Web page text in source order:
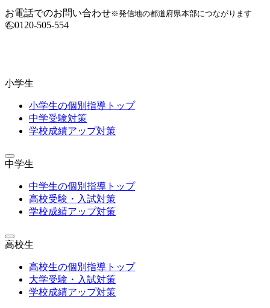
お電話でのお問い合わせ※発信地の都道府県本部につながります
0120-505-554
小学生
小学生の個別指導トップ
中学受験対策
学校成績アップ対策
中学生
中学生の個別指導トップ
高校受験・入試対策
学校成績アップ対策
高校生
高校生の個別指導トップ
大学受験・入試対策
学校成績アップ対策